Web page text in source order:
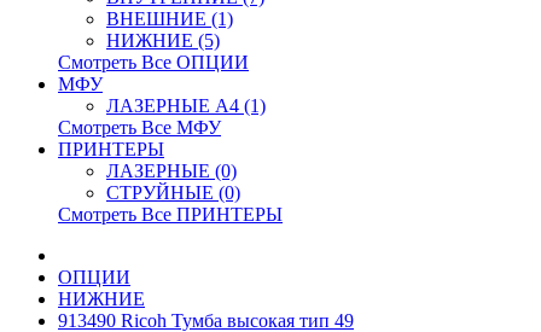
ВНЕШНИЕ (1)
НИЖНИЕ (5)
Смотреть Все ОПЦИИ
МФУ
ЛАЗЕРНЫЕ A4 (1)
Смотреть Все МФУ
ПРИНТЕРЫ
ЛАЗЕРНЫЕ (0)
СТРУЙНЫЕ (0)
Смотреть Все ПРИНТЕРЫ
ОПЦИИ
НИЖНИЕ
913490 Ricoh Тумба высокая тип 49